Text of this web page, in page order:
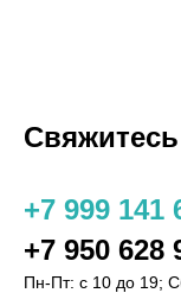
+7 999 141
+7 950 628
Пн-Пт: с 10 до 19;